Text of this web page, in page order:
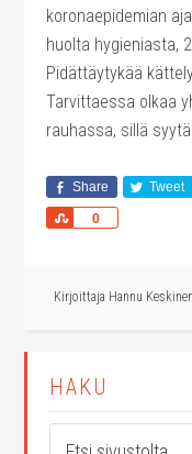
koronaepidemian
huolta hygieniasta,
Pidättäytykää
Tarvittaessa olkaa
rauhassa, sillä
Share Tweet
0
Share
Kirjoittaja Hannu Keskinen
HAKU